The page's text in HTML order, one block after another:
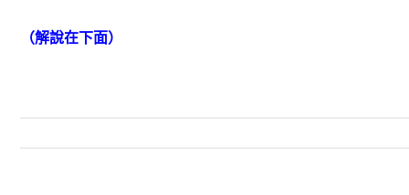
（解說在下面）